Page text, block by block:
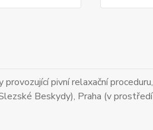
pivní relaxační
Beskydy), Praha (v